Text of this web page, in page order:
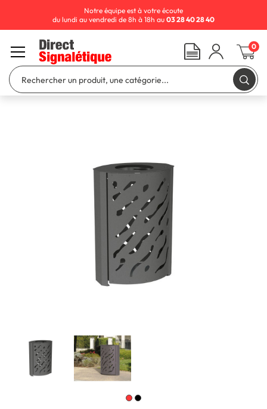
Notre équipe est à votre écoute
du lundi au vendredi de 8h à 18h au 03 28 40 28 40
0